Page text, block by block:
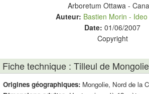
Arboretum Ottawa -
Auteur: Bastien Morin -
Date: 01/06/2007
Copyright
Fiche technique : Tilleul de Mongolie
Origines géographiques: Mongolie, Nord de la